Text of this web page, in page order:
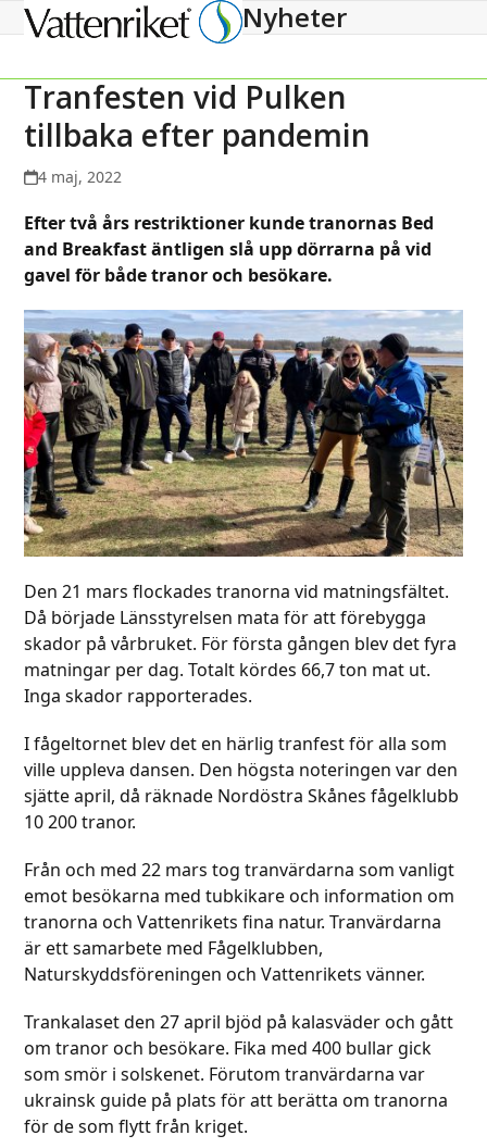
Open
menu
Close
menu
Nyheter
Tranfesten vid Pulken
tillbaka efter pandemin
4 maj, 2022
Efter två års restriktioner kunde tranornas Bed
and Breakfast äntligen slå upp dörrarna på vid
gavel för både tranor och besökare.
Den 21 mars flockades tranorna vid matningsfältet.
Då började Länsstyrelsen mata för att förebygga
skador på vårbruket. För första gången blev det fyra
matningar per dag. Totalt kördes 66,7 ton mat ut.
Inga skador rapporterades.
I fågeltornet blev det en härlig tranfest för alla som
ville uppleva dansen. Den högsta noteringen var den
sjätte april, då räknade Nordöstra Skånes fågelklubb
10 200 tranor.
Från och med 22 mars tog tranvärdarna som vanligt
emot besökarna med tubkikare och information om
tranorna och Vattenrikets fina natur. Tranvärdarna
är ett samarbete med Fågelklubben,
Naturskyddsföreningen och Vattenrikets vänner.
Trankalaset den 27 april bjöd på kalasväder och gått
om tranor och besökare. Fika med 400 bullar gick
som smör i solskenet. Förutom tranvärdarna var
ukrainsk guide på plats för att berätta om tranorna
för de som flytt från kriget.